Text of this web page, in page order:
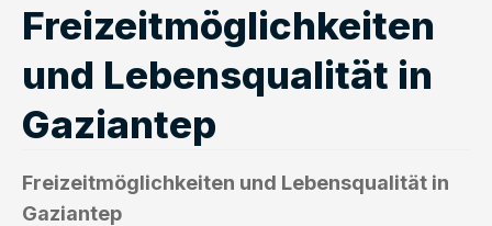
Freizeitmöglichkeiten
und Lebensqualität in
Gaziantep
Freizeitmöglichkeiten und Lebensqualität in
Gaziantep